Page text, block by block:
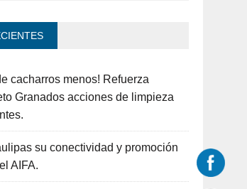
cacharros menos! Refuerza
Granados acciones de limpieza
su conectividad y promoción
AIFA.